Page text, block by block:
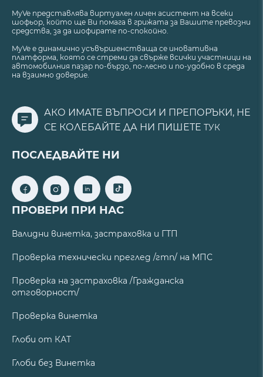
MyVe представлява виртуален личен асистент на всеки
шофьор, който ще Ви помага в грижата за Вашите превозни
средства, за да шофирате по-спокойно.
MyVe е динамично усъвършенстваща се иновативна
платформа, която се стреми да свърже всички участници на
автомобилния пазар по-бързо, по-лесно и по-удобно в среда
на взаимно доверие.
АКО ИМАТЕ ВЪПРОСИ И ПРЕПОРЪКИ, НЕ
СЕ КОЛЕБАЙТЕ ДА НИ ПИШЕТЕ ТУК
ПОСЛЕДВАЙТЕ НИ
ПРОВЕРИ ПРИ НАС
Валидни винетка, застраховка и ГТП
Проверка технически преглед /гтп/ на МПС
Проверка на застраховка /Гражданска
отговорност/
Проверка винетка
Глоби от КАТ
Глоби без Винетка